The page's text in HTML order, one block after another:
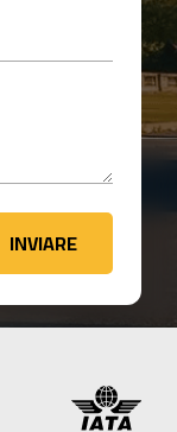
INVIARE
INVIARE